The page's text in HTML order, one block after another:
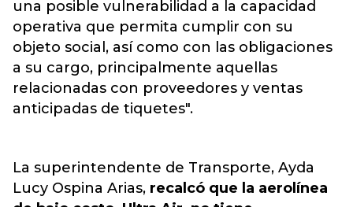
una posible vulnerabilidad a la capacidad
operativa que permita cumplir con su
objeto social, así como con las obligaciones
a su cargo, principalmente aquellas
relacionadas con proveedores y ventas
anticipadas de tiquetes".
La superintendente de Transporte, Ayda
Lucy Ospina Arias, recalcó que la aerolínea